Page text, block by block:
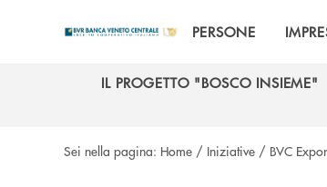
PERSONE
IL PROGETTO "BOSCO INSIEME"
Sei nella pagina: Home / Iniziative / BVC